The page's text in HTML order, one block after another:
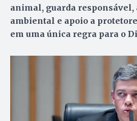
animal, guarda responsável,
ambiental e apoio a
em uma única regra para o